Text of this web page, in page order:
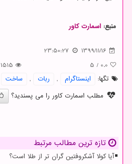
منبع: اسمارت كاور
1399/11/16
23:50:27
0.0
/
5
1515
تگها:
اینستاگرام , ربات , ساخت
مطلب اسمارت کاور را می پسندید؟
تازه ترین مطالب مرتبط
آیا کولا آشکروفتین گران تر از طلا است؟